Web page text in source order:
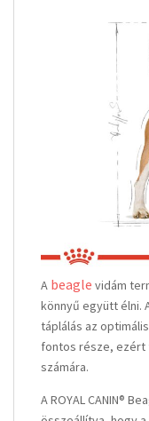
A beagle vidám
könnyű együtt élni.
táplálás az
fontos része, ezért
számára.
A ROYAL CANIN®